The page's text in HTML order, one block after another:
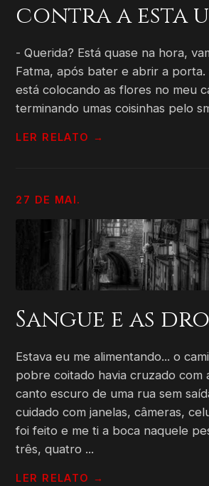
contra a esta
- Querida? Está quase na hora,
Fatma, após bater e abrir a porta.
está colocando as flores no meu
terminando umas coisinhas pelo
LER RELATO →
27 DE MAI.
Sangue e as
Estava eu me alimentando... o
pobre coitado havia cruzado com
canto escuro de uma rua sem
cuidado com janelas, câmeras,
foi feito e me ti a boca naquele
três, quatro ...
LER RELATO →